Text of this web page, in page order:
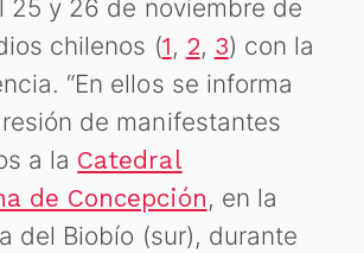
25 y 26 de noviembre de
chilenos (1, 2, 3) con la
“En ellos se informa
de manifestantes
a la Catedral
de Concepción, en la
del Biobío (sur), durante